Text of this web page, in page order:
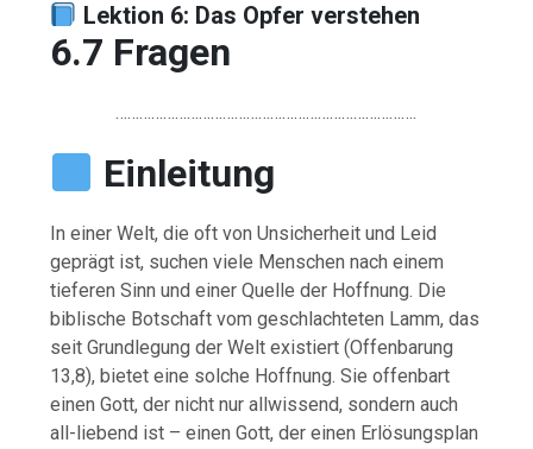
Lektion 6: Das Opfer verstehen
6.7 Fragen
………………………………………………………………….
Einleitung
IneinerWelt,dieoftvonUnsicherheitund Leid
geprägt ist, suchenviele Menschennacheinem
tieferenSinnundeinerQuelleder Hoffnung. Die
biblische Botschaftvomgeschlachteten Lamm,das
seitGrundlegungderWeltexistiert (Offenbarung
13,8), bieteteine solche Hoffnung. Sieoffenbart
einenGott,dernichtnurallwissend, sondernauch
all- liebend ist –einenGott,dereinen Erlösungsplan